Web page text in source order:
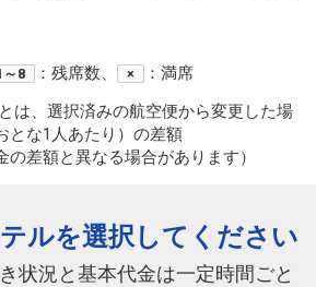
～8 ：残席数、 ×
：満席
は、選択済みの航空便から変更した場
とな1人あたり）の差額
の差額と異なる場合があります）
ルを選択してください
状況と基本代金は一定時間ごと